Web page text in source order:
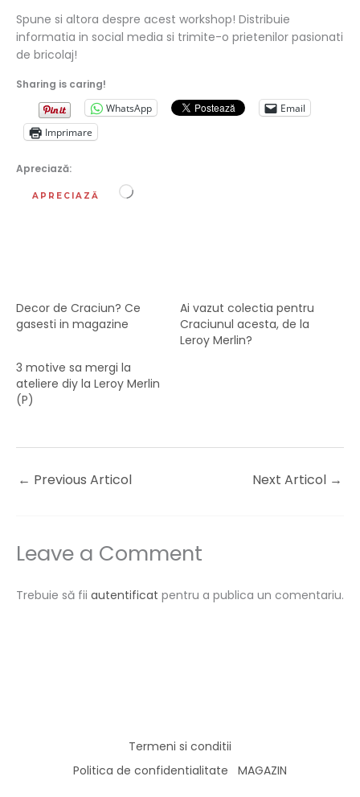
Spune si altora despre acest workshop! Distribuie
informatia in social media si trimite-o prietenilor pasionati
de bricolaj!
Sharing is caring!
WhatsApp
Email
Imprimare
Apreciază:
APRECIAZĂ Încarc...
Decor de Craciun? Ce
gasesti in magazine
Ai vazut colectia pentru
Craciunul acesta, de la
Leroy Merlin?
3 motive sa mergi la
ateliere diy la Leroy Merlin
(P)
← Previous Articol Next Articol →
Leave a Comment
Trebuie să fii autentificat pentru a publica un comentariu.
Termeni si conditii
Politica de confidentialitate
MAGAZIN